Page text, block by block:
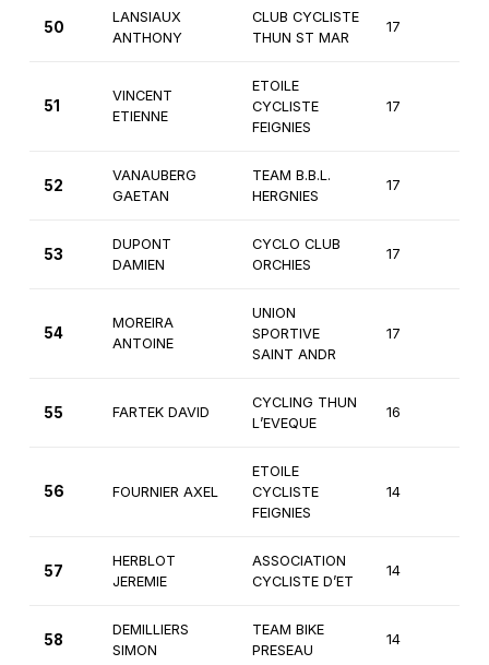
50
LANSIAUX
ANTHONY
CLUB CYCLISTE
THUN ST MAR
17
51
VINCENT
ETIENNE
ETOILE
CYCLISTE
FEIGNIES
17
52
VANAUBERG
GAETAN
TEAM B.B.L.
HERGNIES
17
53
DUPONT
DAMIEN
CYCLO CLUB
ORCHIES
17
54
MOREIRA
ANTOINE
UNION
SPORTIVE
SAINT ANDR
17
55 FARTEK DAVID
CYCLING THUN
L’EVEQUE
16
56 FOURNIER AXEL
ETOILE
CYCLISTE
FEIGNIES
14
57
HERBLOT
JEREMIE
ASSOCIATION
CYCLISTE D’ET
14
58
DEMILLIERS
SIMON
TEAM BIKE
PRESEAU
14